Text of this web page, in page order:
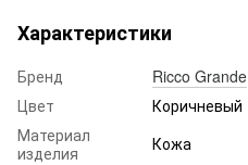
Характеристики
Бренд
Ricco Grande
Цвет
Коричневый
Материал
изделия
Кожа